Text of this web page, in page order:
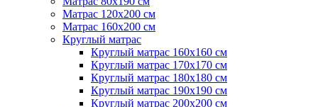
Матраc 120х200 см
Матрас 160х200 см
Круглый матрас
Круглый матрас 160х160 см
Круглый матрас 170х170 см
Круглый матрас 180х180 см
Круглый матрас 190х190 см
Круглый матрас 200х200 см